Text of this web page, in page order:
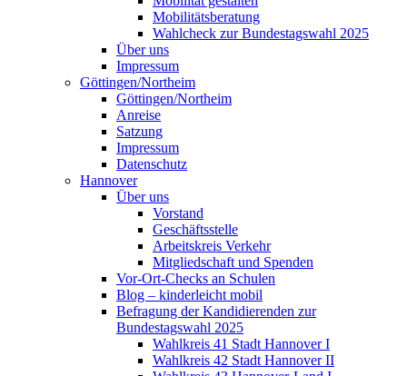
Mobilitätsberatung
Wahlcheck zur Bundestagswahl 2025
Über uns
Impressum
Göttingen/Northeim
Göttingen/Northeim
Anreise
Satzung
Impressum
Datenschutz
Hannover
Über uns
Vorstand
Geschäftsstelle
Arbeitskreis Verkehr
Mitgliedschaft und Spenden
Vor-Ort-Checks an Schulen
Blog – kinderleicht mobil
Befragung der Kandidierenden zur
Bundestagswahl 2025
Wahlkreis 41 Stadt Hannover I
Wahlkreis 42 Stadt Hannover II